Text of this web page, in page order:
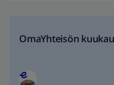
OmaYhteisön